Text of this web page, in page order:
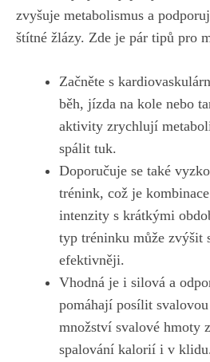
zvyšuje metabolismus a
štítné žlázy. Zde je pár tipů pro
Začněte s
běh, jízda na kole ⁣nebo
aktivity zrychlují
spálit tuk.
Doporučuje⁢ se také
trénink, což je
intenzity s krátkými
⁢typ tréninku může zvýšit
efektivněji.
Vhodná⁢ je i silová a
pomáhají posílit
množství svalové hmoty
spalování kalorií i v